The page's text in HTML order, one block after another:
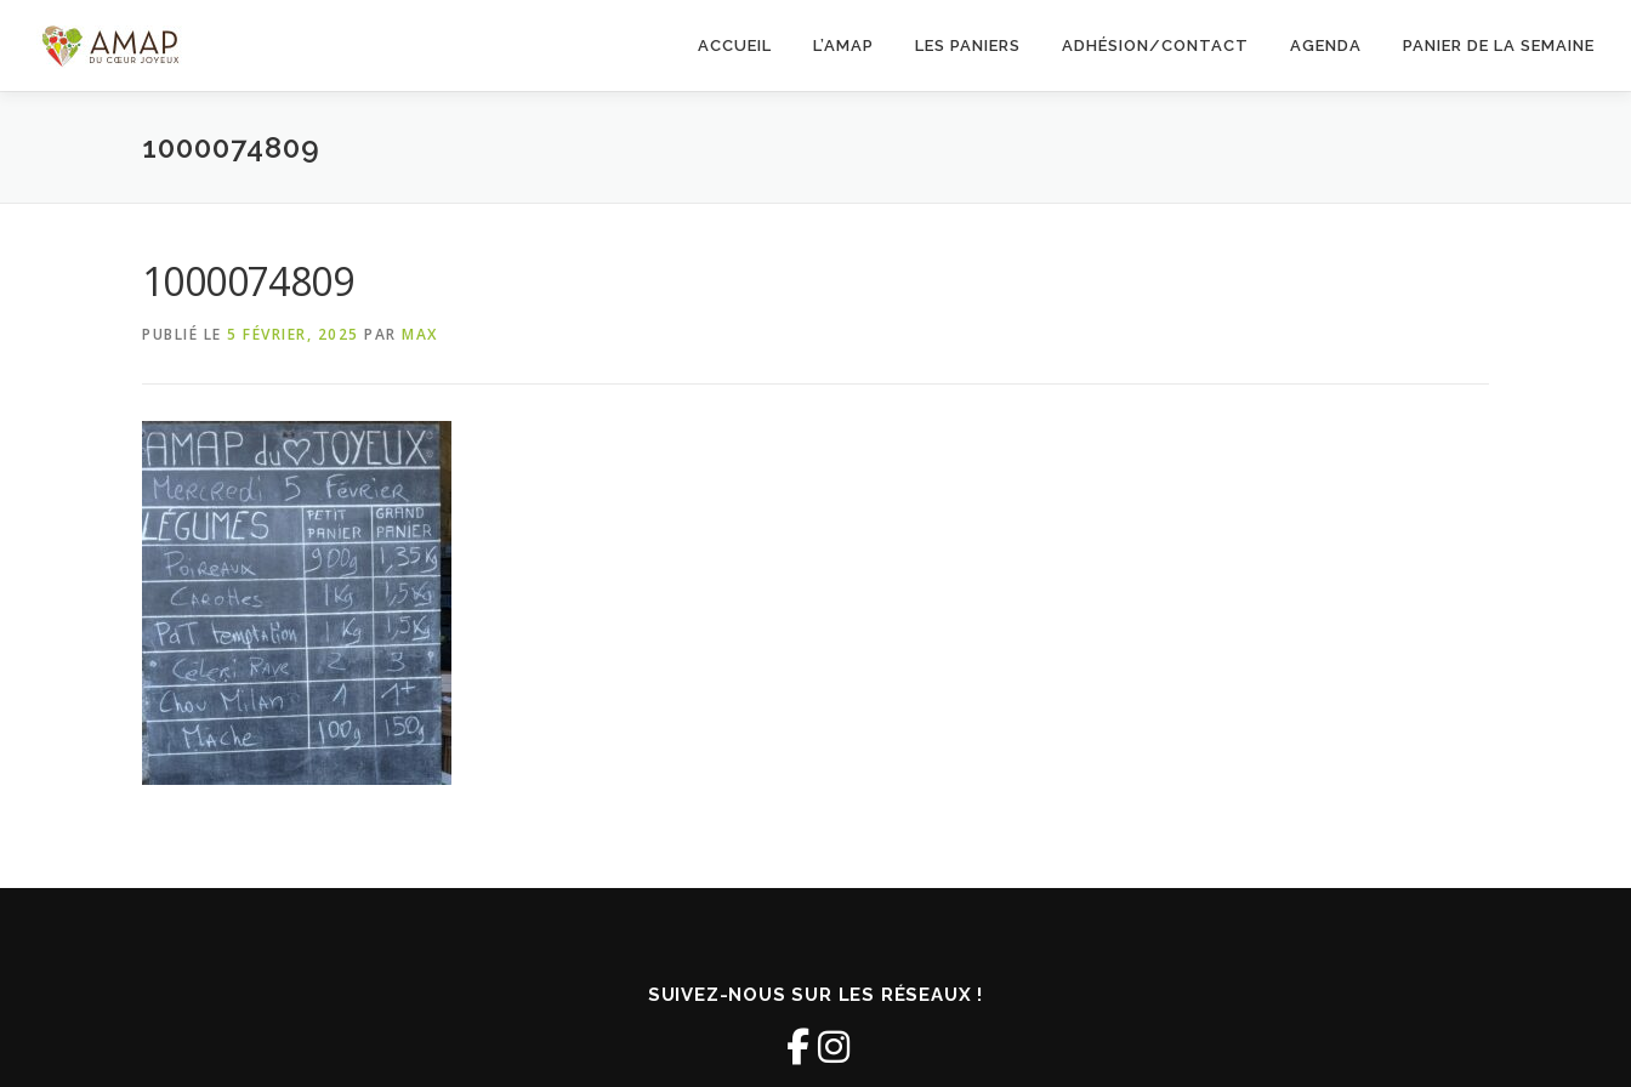
contenu
ACCUEIL L’AMAP LES PANIERS ADHÉSION/CONTACT AGENDA PANIER DE LA SEMAINE
1000074809
1000074809
PUBLIÉ LE 5 FÉVRIER, 2025 PAR MAX
SUIVEZ-NOUS SUR LES RÉSEAUX !